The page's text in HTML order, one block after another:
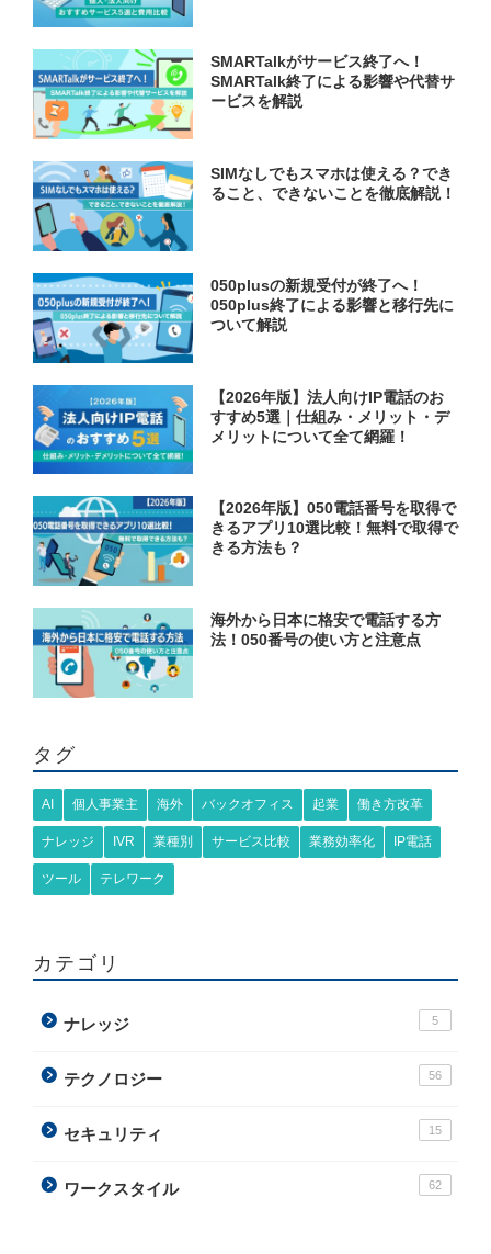
SMARTalkがサービス終了へ！
SMARTalk終了による影響や代替サ
ービスを解説
SIMなしでもスマホは使える？でき
ること、できないことを徹底解説！
050plusの新規受付が終了へ！
050plus終了による影響と移行先に
ついて解説
【2026年版】法人向けIP電話のお
すすめ5選｜仕組み・メリット・デ
メリットについて全て網羅！
【2026年版】050電話番号を取得で
きるアプリ10選比較！無料で取得で
きる方法も？
海外から日本に格安で電話する方
法！050番号の使い方と注意点
タグ
AI 個人事業主 海外 バックオフィス 起業 働き方改革
ナレッジ IVR 業種別 サービス比較 業務効率化 IP電話
ツール テレワーク
カテゴリ
ナレッジ 5
テクノロジー 56
セキュリティ 15
ワークスタイル 62